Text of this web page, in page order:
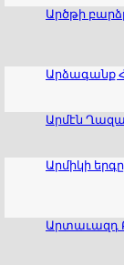
Արծթի
Արձագանք
Արմէն
Արմիկի երգը
Արտաւազդ